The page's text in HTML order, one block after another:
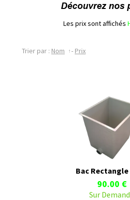
Découvrez nos
Les prix sont affichés
Trier par : Nom - Prix
Bac Rectangle
90.00 €
Sur